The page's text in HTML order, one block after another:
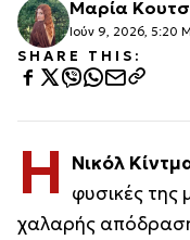
Μαρία
Ιούν 9, 2026, 5:20
SHARE THIS:
Η Νικόλ
φυσικές της
χαλαρής